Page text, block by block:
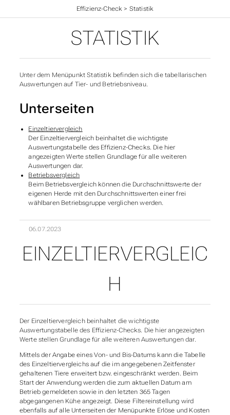
Startseite>
Effizienz-Check > Statistik
STATISTIK
Unter dem Menüpunkt Statistik befinden sich die tabellarischen
Auswertungen auf Tier- und Betriebsniveau.
Unterseiten
Einzeltiervergleich
Der Einzeltiervergleich beinhaltet die wichtigste
Auswertungstabelle des Effizienz-Checks. Die hier
angezeigten Werte stellen Grundlage für alle weiteren
Auswertungen dar.
Betriebsvergleich
Beim Betriebsvergleich können die Durchschnittswerte der
eigenen Herde mit den Durchschnittswerten einer frei
wählbaren Betriebsgruppe verglichen werden.
06.07.2023
UNTERABSCHNITTE
EINZELTIERVERGLEIC
H
Der Einzeltiervergleich beinhaltet die wichtigste
Auswertungstabelle des Effizienz-Checks. Die hier angezeigten
Werte stellen Grundlage für alle weiteren Auswertungen dar.
Mittels der Angabe eines Von- und Bis-Datums kann die Tabelle
des Einzeltiervergleichs auf die im angegebenen Zeitfenster
gehaltenen Tiere erweitert bzw. eingeschränkt werden. Beim
Start der Anwendung werden die zum aktuellen Datum am
Betrieb gemeldeten sowie in den letzten 365 Tagen
abgegangenen Kühe angezeigt. Diese Filtereinstellung wird
ebenfalls auf alle Unterseiten der Menüpunkte Erlöse und Kosten